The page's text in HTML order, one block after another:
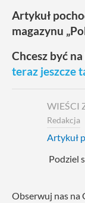
Artykuł
magazynu
Chcesz być
teraz jeszcze
WIEŚCI
Redakcja
Artykuł
Podziel
Obserwuj nas na